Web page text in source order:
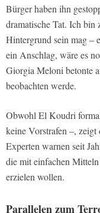
Bürger haben ihn
dramatische Tat. Ich bin
Hintergrund sein mag –
ein Anschlag, wäre es
Giorgia Meloni betonte
beobachten werde.
Obwohl El Koudri
keine Vorstrafen –,
Experten warnen seit
die mit einfachen
erzielen wollen.
Parallelen zum